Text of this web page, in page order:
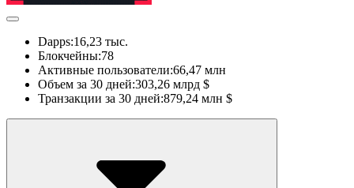
Dapps:16,23 тыс.
Блокчейны:78
Активные пользователи:66,47 млн
Объем за 30 дней:303,26 млрд $
Транзакции за 30 дней:879,24 млн $